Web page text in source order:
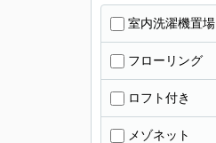
室内洗濯機置場
フローリング
ロフト付き
メゾネット